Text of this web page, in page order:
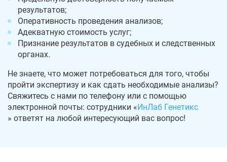
результатов;
Оперативность проведения анализов;
Адекватную стоимость услуг;
Признание результатов в судебных и следственных
органах.
Не знаете, что может потребоваться для того, чтобы
пройти экспертизу и как сдать необходимые анализы?
Свяжитесь с нами по телефону или с помощью
электронной почты: сотрудники « ИнЛаб Генетикс
» ответят на любой интересующий вас вопрос!